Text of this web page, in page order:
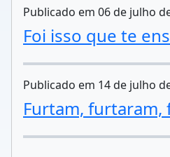
Publicado em 06 de julho
Foi isso que te
Publicado em 14 de julho
Furtam,